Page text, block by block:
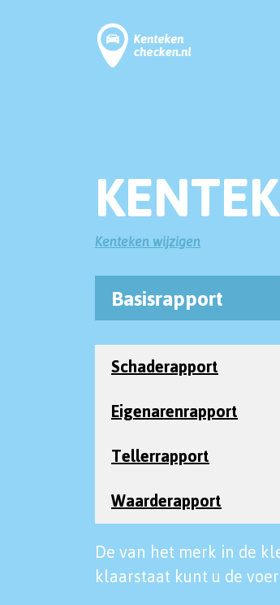
Kenteken wijzigen
Basisrapport
Schaderapport
Eigenarenrapport
Tellerrapport
Waarderapport
De van het merk in de
klaarstaat kunt u de